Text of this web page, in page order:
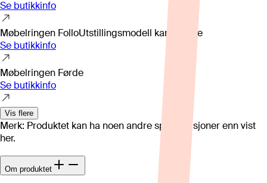
Se butikkinfo
Møbelringen FolloUtstillingsmodell kan variere
Se butikkinfo
Møbelringen Førde
Se butikkinfo
Vis flere
Merk: Produktet kan ha noen andre spesifikasjoner enn vist
her.
Om produktet